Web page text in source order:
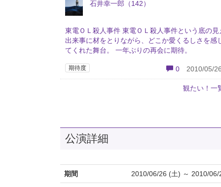
石井幸一郎（142）
東電ＯＬ殺人事件 東電ＯＬ殺人事件という底の見
出来事に材をとりながら、どこか愛くるしさを感
てくれた舞台。 一年ぶりの再会に期待。
期待度 0 2010/05/
観たい！一
公演詳細
期間 2010/06/26 (土) ～ 2010/06/